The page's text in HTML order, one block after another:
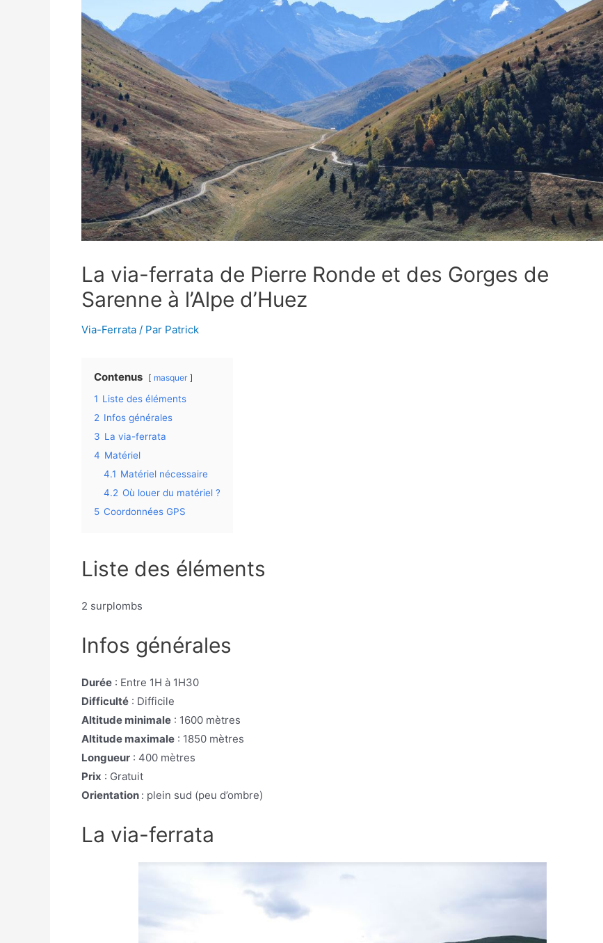
La via-ferrata de Pierre Ronde et des Gorges de
Sarenne à l’Alpe d’Huez
Via-Ferrata / Par Patrick
Contenus masquer
1 Liste des éléments
2 Infos générales
3 La via-ferrata
4 Matériel
4.1 Matériel nécessaire
4.2 Où louer du matériel ?
5 Coordonnées GPS
Liste des éléments
2 surplombs
Infos générales
Durée : Entre 1H à 1H30
Difficulté : Difficile
Altitude minimale : 1600 mètres
Altitude maximale : 1850 mètres
Longueur : 400 mètres
Prix : Gratuit
Orientation : plein sud (peu d’ombre)
La via-ferrata